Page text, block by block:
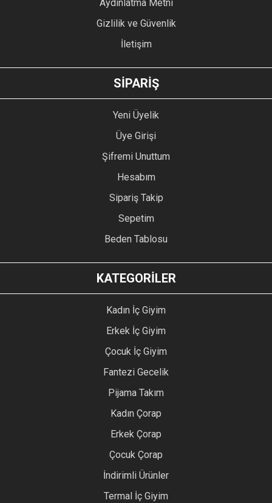
GÖNDER
Aydınlatma Metni
Gizlilik ve Güvenlik
İletişim
SİPARİŞ
Yeni Üyelik
Üye Girişi
Şifremi Unuttum
Hesabım
Sipariş Takip
Sepetim
Beden Tablosu
KATEGORİLER
Kadın İç Giyim
Erkek İç Giyim
Çocuk İç Giyim
Fantezi Gecelik
Pijama Takım
Kadın Çorap
Erkek Çorap
Çocuk Çorap
İndirimli Ürünler
Termal İç Giyim